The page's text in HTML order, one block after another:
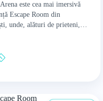
este cea mai imersivă
Escape Room din
unde, alături de prieteni,